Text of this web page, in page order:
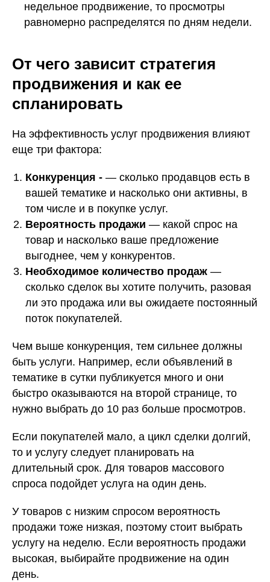
недельное продвижение, то просмотры
равномерно распределятся по дням недели.
От чего зависит стратегия
продвижения и как ее
спланировать
На эффективность услуг продвижения влияют
еще три фактора:
Конкуренция - — сколько продавцов есть в
вашей тематике и насколько они активны, в
том числе и в покупке услуг.
Вероятность продажи — какой спрос на
товар и насколько ваше предложение
выгоднее, чем у конкурентов.
Необходимое количество продаж —
сколько сделок вы хотите получить, разовая
ли это продажа или вы ожидаете постоянный
поток покупателей.
Чем выше конкуренция, тем сильнее должны
быть услуги. Например, если объявлений в
тематике в сутки публикуется много и они
быстро оказываются на второй странице, то
нужно выбрать до 10 раз больше просмотров.
Если покупателей мало, а цикл сделки долгий,
то и услугу следует планировать на
длительный срок. Для товаров массового
спроса подойдет услуга на один день.
У товаров с низким спросом вероятность
продажи тоже низкая, поэтому стоит выбрать
услугу на неделю. Если вероятность продажи
высокая, выбирайте продвижение на один
день.